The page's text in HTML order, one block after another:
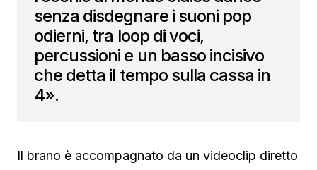
senza disdegnare i suoni pop
odierni, tra loop di voci,
percussioni e un basso incisivo
che detta il tempo sulla cassa in
4».
Il brano è accompagnato da un videoclip diretto